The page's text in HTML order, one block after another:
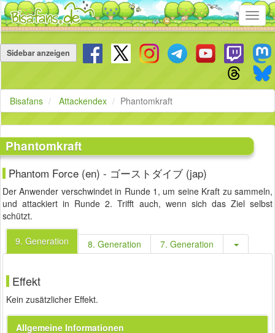
überspringen
Sidebar anzeigen
Bisafans Attackendex Phantomkraft
Phantomkraft
Phantom Force (en) - ゴーストダイブ (jap)
Der Anwender verschwindet in Runde 1, um seine Kraft zu sammeln,
und attackiert in Runde 2. Trifft auch, wenn sich das Ziel selbst
schützt.
9. Generation 8. Generation 7. Generation
Effekt
Kein zusätzlicher Effekt.
Allgemeine Informationen